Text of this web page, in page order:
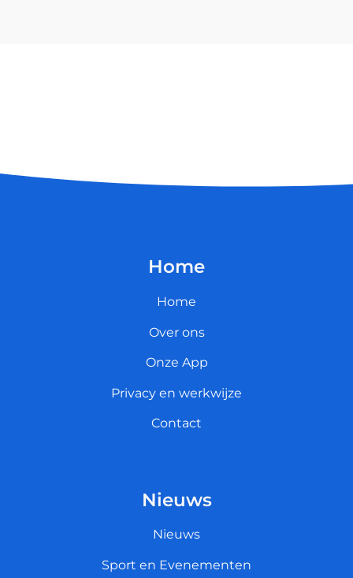
Home
Home
Over ons
Onze App
Privacy en werkwijze
Contact
Nieuws
Nieuws
Sport en Evenementen